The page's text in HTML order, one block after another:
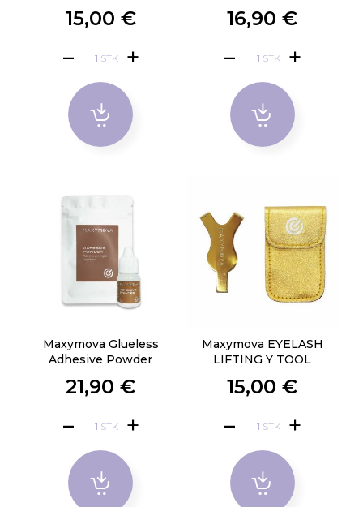
15,00 €
STK
16,90 €
STK
Maxymova Glueless
Adhesive Powder
21,90 €
STK
Maxymova EYELASH
LIFTING Y TOOL
15,00 €
STK